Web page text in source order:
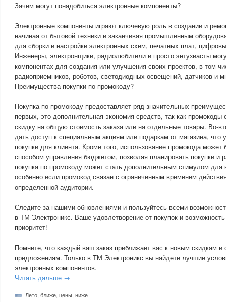
Зачем могут понадобиться электронные компоненты?
Электронные компоненты играют ключевую роль в создании и
начиная от бытовой техники и заканчивая промышленным
для сборки и настройки электронных схем, печатных плат,
Инженеры, электронщики, радиолюбители и просто энтузиасты
компонентах для создания или улучшения своих проектов, в том
радиоприемников, роботов, светодиодных освещений, датчиков и
Преимущества покупки по промокоду?
Покупка по промокоду предоставляет ряд значительных
первых, это дополнительная экономия средств, так как
скидку на общую стоимость заказа или на отдельные товары. Во-
дать доступ к специальным акциям или подаркам от магазина, что
покупки для клиента. Кроме того, использование промокода
способом управления бюджетом, позволяя планировать покупки и
покупка по промокоду может стать дополнительным стимулом для
особенно если промокод связан с ограниченным временем
определенной аудитории.
Следите за нашими обновлениями и пользуйтесь всеми
в ТМ Электроникс. Ваше удовлетворение от покупок и
приоритет!
Помните, что каждый ваш заказ приближает вас к новым скидкам и
предложениям. Только в ТМ Электроникс вы найдете лучшие
электронных компонентов.
Читать дальше →
Лето ближе цены ниже